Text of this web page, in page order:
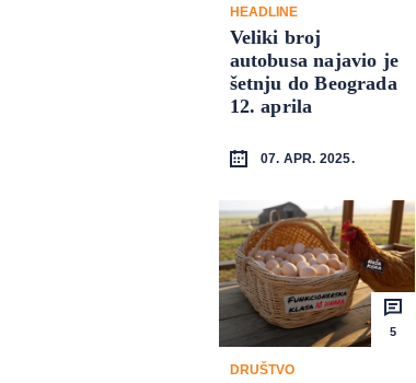
HEADLINE
Veliki broj
autobusa najavio je
šetnju do Beograda
12. aprila
07. APR. 2025.
5
DRUŠTVO